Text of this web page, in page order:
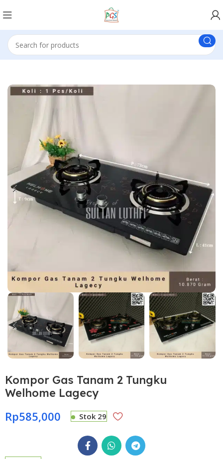
Kompor Gas Tanam 2 Tungku
Welhome Lagecy
Rp585,000 Stok 29